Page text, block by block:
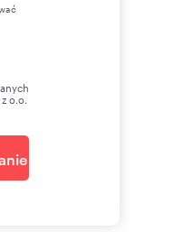
o.o.